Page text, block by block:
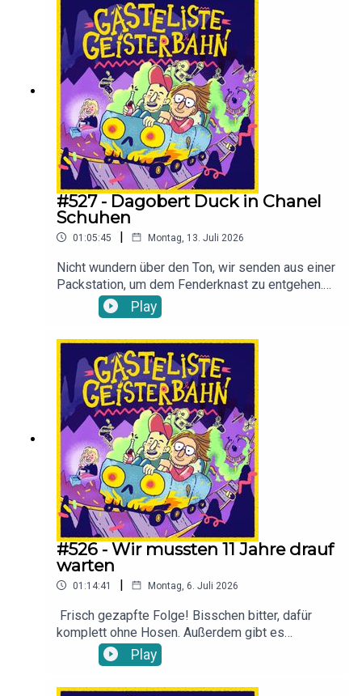
#527 - Dagobert Duck in Chanel
Schuhen
01:05:45 | Montag, 13. Juli 2026
Nicht wundern über den Ton, wir senden aus einer
Packstation, um dem Fenderknast zu entgehen.
Nach großer Entschuldigung zu Beginn gibt es
Urlaubsfeeling und Wut gegen Schuhe.
Play
#526 - Wir mussten 11 Jahre drauf
warten
01:14:41 | Montag, 6. Juli 2026
Frisch gezapfte Folge! Bisschen bitter, dafür
komplett ohne Hosen. Außerdem gibt es
Benimmregeln, falls ihr uns auf deinem der 29
Uranusmonden antreffen solltet.
Play